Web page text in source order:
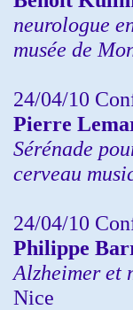
neurologue
musée de
24/04/10
Pierre
Sérénade
cerveau
24/04/10
Philippe
Alzheimer et
Nice